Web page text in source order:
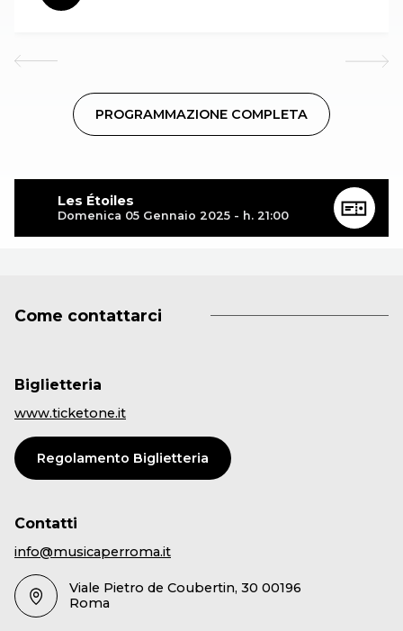
Les Étoiles
Domenica 05 Gennaio 2025 - h. 21:00
PROGRAMMAZIONE COMPLETA
Come contattarci
Biglietteria
www.ticketone.it
Regolamento Biglietteria
Contatti
info@musicaperroma.it
Viale Pietro de Coubertin, 30 00196
Roma